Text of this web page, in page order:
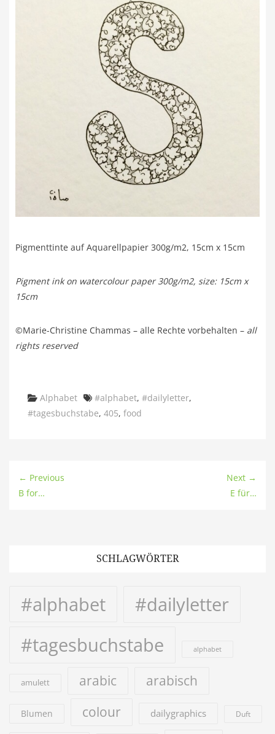
Pigmenttinte auf Aquarellpapier 300g/m2, 15cm x 15cm
Pigment ink on watercolour paper 300g/m2, size: 15cm x
15cm
©Marie-Christine Chammas – alle Rechte vorbehalten – all
rights reserved
Categories
Alphabet Tags
#alphabet, #dailyletter,
#tagesbuchstabe, 405, food
← Previous
B for…
Next →
E für…
SCHLAGWÖRTER
#alphabet
#dailyletter
#tagesbuchstabe
alphabet
amulett arabic arabisch
Blumen colour dailygraphics Duft